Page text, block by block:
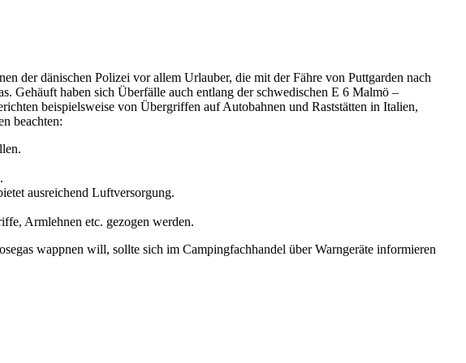
der dänischen Polizei vor allem Urlauber, die mit der Fähre von Puttgarden nach
Gehäuft haben sich Überfälle auch entlang der schwedischen E 6 Malmö –
beispielsweise von Übergriffen auf Autobahnen und Raststätten in Italien,
beachten:
ausreichend Luftversorgung.
Armlehnen etc. gezogen werden.
wappnen will, sollte sich im Campingfachhandel über Warngeräte informieren